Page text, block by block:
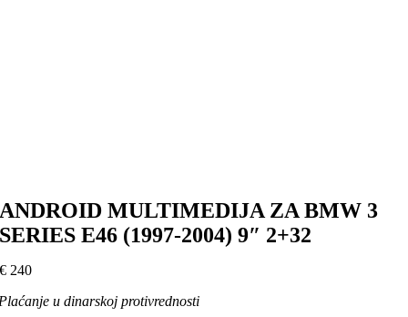
ANDROID MULTIMEDIJA ZA BMW 3
SERIES E46 (1997-2004) 9″ 2+32
€ 240
u dinarskoj protivrednosti